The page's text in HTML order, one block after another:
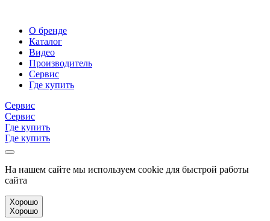
О бренде
Каталог
Видео
Производитель
Сервис
Где купить
Сервис
Сервис
Где купить
Где купить
На нашем сайте мы используем cookie для быстрой работы
сайта
Хорошо
Хорошо